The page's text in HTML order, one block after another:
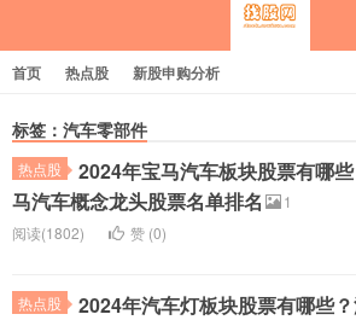
每日概念股
首页 热点股 新股申购分析
标签：汽车零部件
热点股
2024年宝马汽车板块股票有哪
马汽车概念龙头股票名单排名
1
阅读(1802)
赞 (0)
热点股
2024年汽车灯板块股票有哪些